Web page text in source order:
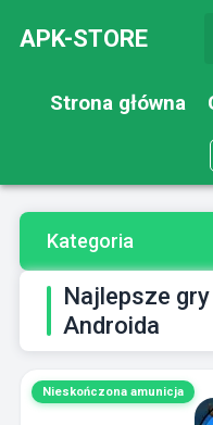
APK-STORE
Strona główna
Kategoria
Najlepsze
Androida
Nieskończona amunicja